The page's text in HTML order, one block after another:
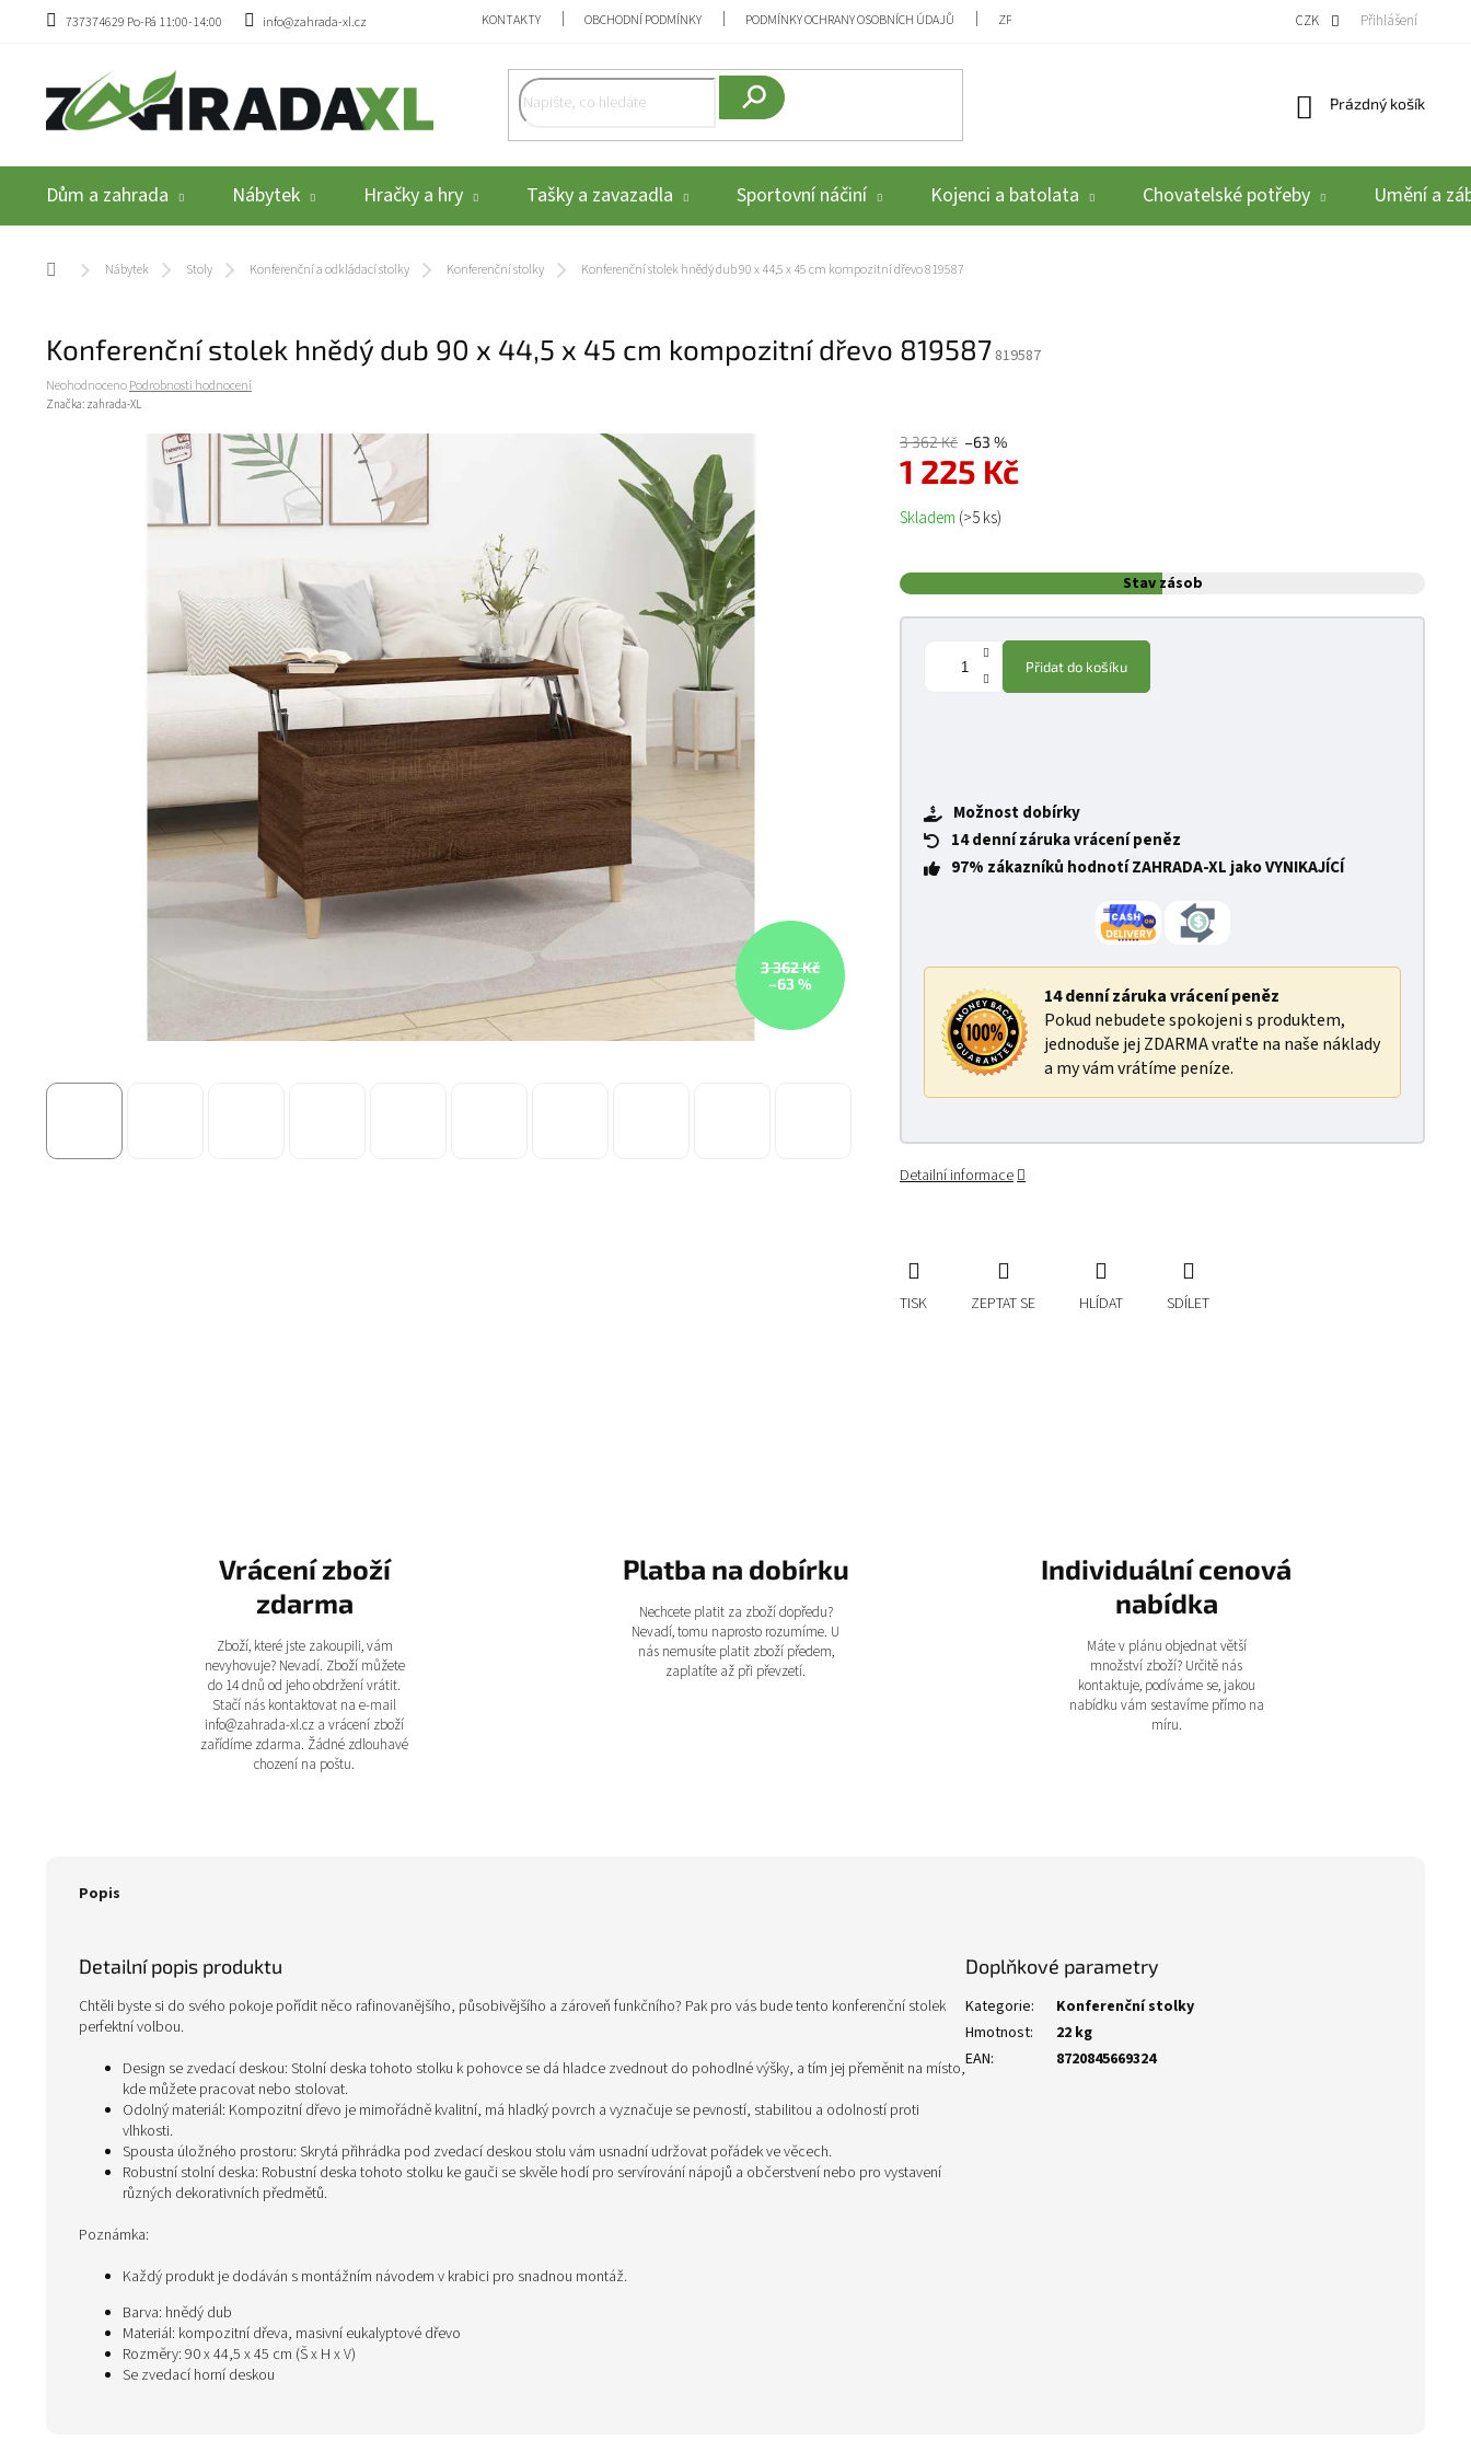
Přejít na obsah
737374629 Po-Pá 11:00-14:00 info@zahrada-xl.cz KONTAKTY OBCHODNÍ PODMÍNKY PODMÍNKY OCHRANY OSOBNÍCH ÚDAJŮ ZPĚTNÝ ODBĚR VYSLOUŽILÝCH ELEKTROZAŘÍZENÍ / BATERIÍ REKLAMACE A
CZK Přihlášení
Nákupní košík
Prázdný košík
Dům a zahrada Nábytek Hračky a hry Tašky a zavazadla Sportovní náčiní Kojenci a batolata Chovatelské potřeby Umění a
Domů Nábytek Stoly Konferenční a odkládací stolky Konferenční stolky Konferenční stolek hnědý dub 90 x 44,5 x 45 cm kompozitní dřevo 819587
Konferenční stolek hnědý dub 90 x 44,5 x 45 cm kompozitní dřevo 819587 819587
Průměrné hodnocení produktu je 0,0 z 5 hvězdiček.
NeohodnocenoPodrobnosti hodnocení
Značka: zahrada-XL
3 362 Kč
–63 %
3 362 Kč –63 %
1 225 Kč
Měrná cena:
Skladem (>5 ks)
Stav zásob
Přidat do košíku
Možnost dobírky
14 denní záruka vrácení peněz
97% zákazníků hodnotí ZAHRADA-XL jako VYNIKAJÍCÍ
14 denní záruka vrácení peněz
Pokud nebudete spokojeni s produktem,
jednoduše jej ZDARMA vraťte na naše náklady
a my vám vrátíme peníze.
Detailní informace
TISK ZEPTAT SE HLÍDAT SDÍLET
Vrácení zboží
zdarma
Zboží, které jste zakoupili, vám
nevyhovuje? Nevadí. Zboží můžete
do 14 dnů od jeho obdržení vrátit.
Stačí nás kontaktovat na e-mail
info@zahrada-xl.cz a vrácení zboží
zařídíme zdarma. Žádné zdlouhavé
chození na poštu.
Platba na dobírku
Nechcete platit za zboží dopředu?
Nevadí, tomu naprosto rozumíme. U
nás nemusíte platit zboží předem,
zaplatíte až při převzetí.
Individuální cenová
nabídka
Máte v plánu objednat větší
množství zboží? Určitě nás
kontaktuje, podíváme se, jakou
nabídku vám sestavíme přímo na
míru.
Popis
Detailní popis produktu
Chtěli byste si do svého pokoje pořídit něco rafinovanějšího, působivějšího a zároveň funkčního? Pak pro vás bude tento konferenční stolek
perfektní volbou.
Design se zvedací deskou: Stolní deska tohoto stolku k pohovce se dá hladce zvednout do pohodlné výšky, a tím jej přeměnit na místo,
kde můžete pracovat nebo stolovat.
Odolný materiál: Kompozitní dřevo je mimořádně kvalitní, má hladký povrch a vyznačuje se pevností, stabilitou a odolností proti
vlhkosti.
Spousta úložného prostoru: Skrytá přihrádka pod zvedací deskou stolu vám usnadní udržovat pořádek ve věcech.
Robustní stolní deska: Robustní deska tohoto stolku ke gauči se skvěle hodí pro servírování nápojů a občerstvení nebo pro vystavení
různých dekorativních předmětů.
Poznámka:
Každý produkt je dodáván s montážním návodem v krabici pro snadnou montáž.
Barva: hnědý dub
Materiál: kompozitní dřeva, masivní eukalyptové dřevo
Rozměry: 90 x 44,5 x 45 cm (Š x H x V)
Se zvedací horní deskou
Doplňkové parametry
Kategorie:
Konferenční stolky
Hmotnost:
22 kg
EAN: 8720845669324